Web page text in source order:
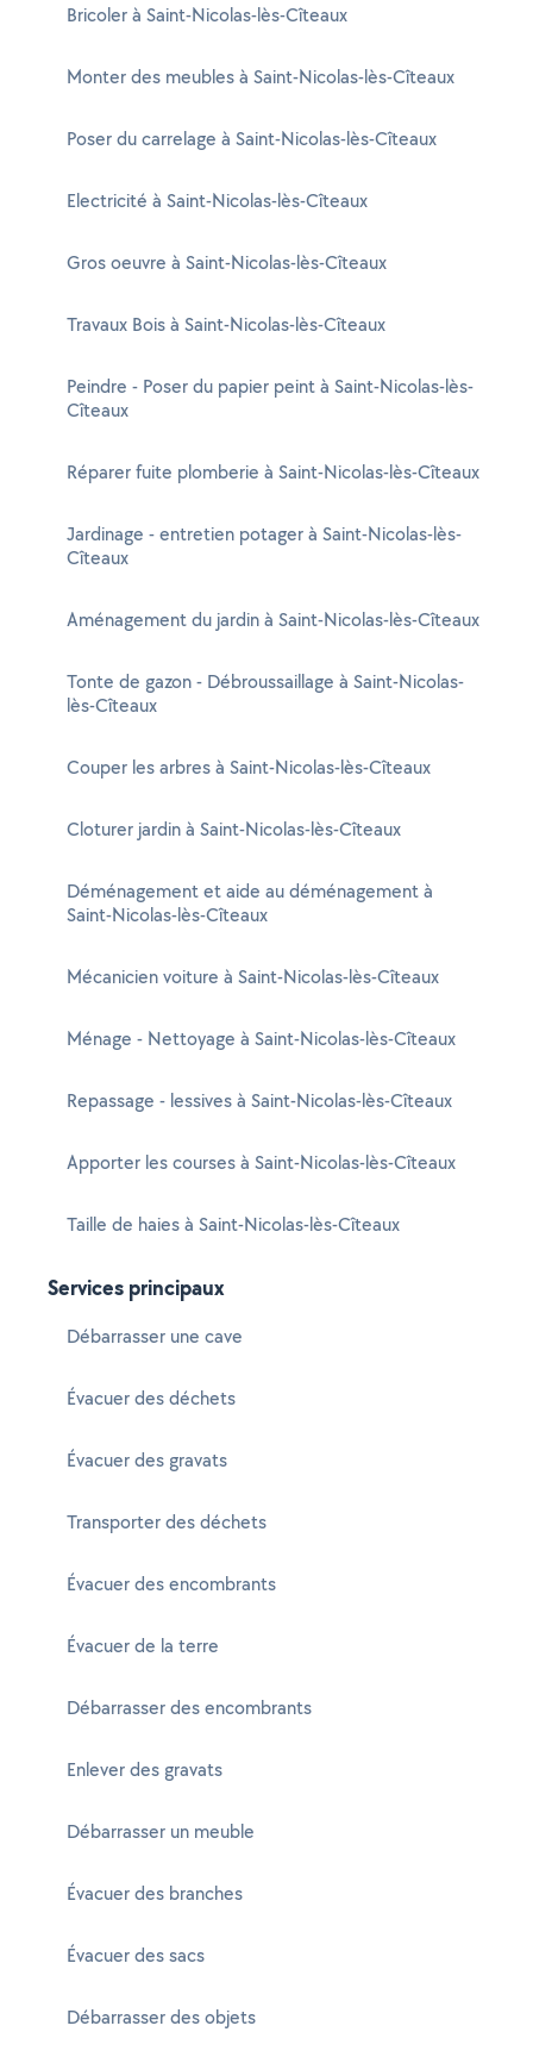
Bricoler à Saint-Nicolas-lès-Cîteaux
Monter des meubles à Saint-Nicolas-lès-Cîteaux
Poser du carrelage à Saint-Nicolas-lès-Cîteaux
Electricité à Saint-Nicolas-lès-Cîteaux
Gros oeuvre à Saint-Nicolas-lès-Cîteaux
Travaux Bois à Saint-Nicolas-lès-Cîteaux
Peindre - Poser du papier peint à Saint-Nicolas-lès-
Cîteaux
Réparer fuite plomberie à Saint-Nicolas-lès-Cîteaux
Jardinage - entretien potager à Saint-Nicolas-lès-
Cîteaux
Aménagement du jardin à Saint-Nicolas-lès-Cîteaux
Tonte de gazon - Débroussaillage à Saint-Nicolas-
lès-Cîteaux
Couper les arbres à Saint-Nicolas-lès-Cîteaux
Cloturer jardin à Saint-Nicolas-lès-Cîteaux
Déménagement et aide au déménagement à
Saint-Nicolas-lès-Cîteaux
Mécanicien voiture à Saint-Nicolas-lès-Cîteaux
Ménage - Nettoyage à Saint-Nicolas-lès-Cîteaux
Repassage - lessives à Saint-Nicolas-lès-Cîteaux
Apporter les courses à Saint-Nicolas-lès-Cîteaux
Taille de haies à Saint-Nicolas-lès-Cîteaux
Services principaux
Débarrasser une cave
Évacuer des déchets
Évacuer des gravats
Transporter des déchets
Évacuer des encombrants
Évacuer de la terre
Débarrasser des encombrants
Enlever des gravats
Débarrasser un meuble
Évacuer des branches
Évacuer des sacs
Débarrasser des objets